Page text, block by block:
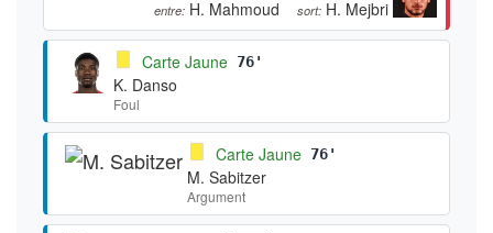
entre: H. Mahmoud sort: H. Mejbri
Carte Jaune 76'
K. Danso
Foul
Carte Jaune 76'
M. Sabitzer
Argument